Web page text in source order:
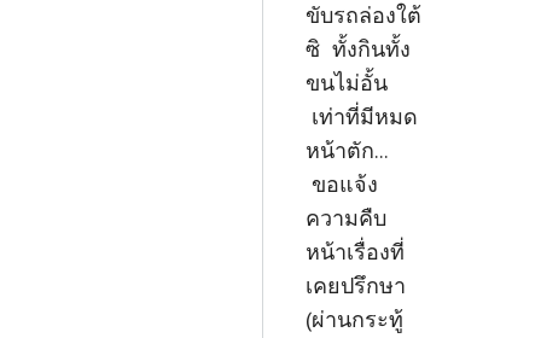
ขับรถล่องใต้
ซิ ทั้งกินทั้ง
ขนไม่อั้น
เท่าที่มีหมด
หน้าตัก...
ขอแจ้ง
ความคืบ
หน้าเรื่องที่
เคยปรึกษา
(ผ่านกระทู้